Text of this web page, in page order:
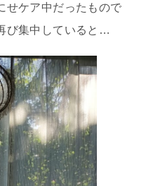
せケア中だったもので
び集中していると…